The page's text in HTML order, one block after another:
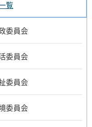
覧
委員会
委員会
委員会
委員会